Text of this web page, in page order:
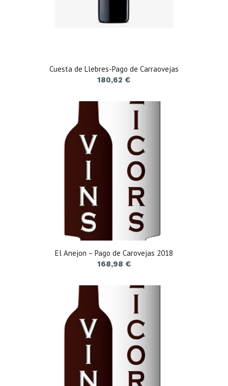
Cuesta de Llebres-Pago de Carraovejas
180,62€
El Anejon – Pago de Carovejas 2018
168,98 €